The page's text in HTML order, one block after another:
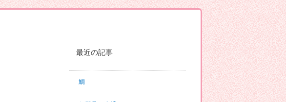
最近の記事
鯛